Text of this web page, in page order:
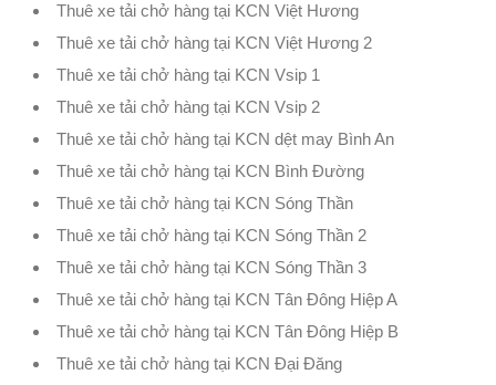
Thuê xe tải chở hàng tại KCN Việt Hương
Thuê xe tải chở hàng tại KCN Việt Hương 2
Thuê xe tải chở hàng tại KCN Vsip 1
Thuê xe tải chở hàng tại KCN Vsip 2
Thuê xe tải chở hàng tại KCN dệt may Bình An
Thuê xe tải chở hàng tại KCN Bình Đường
Thuê xe tải chở hàng tại KCN Sóng Thần
Thuê xe tải chở hàng tại KCN Sóng Thần 2
Thuê xe tải chở hàng tại KCN Sóng Thần 3
Thuê xe tải chở hàng tại KCN Tân Đông Hiệp A
Thuê xe tải chở hàng tại KCN Tân Đông Hiệp B
Thuê xe tải chở hàng tại KCN Đại Đăng